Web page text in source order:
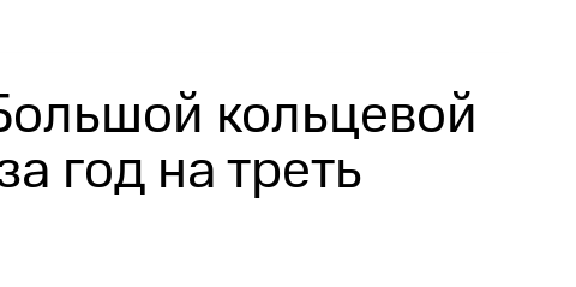
кольцевой
год на треть